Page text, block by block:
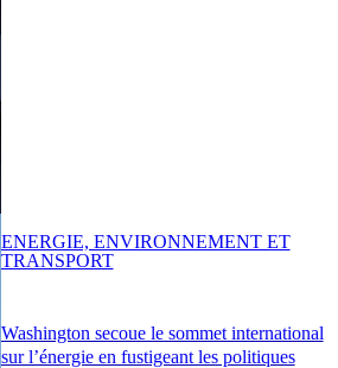
Washington secoue le sommet international
sur l’énergie en fustigeant les politiques
ENERGIE, ENVIRONNEMENT ET
TRANSPORT